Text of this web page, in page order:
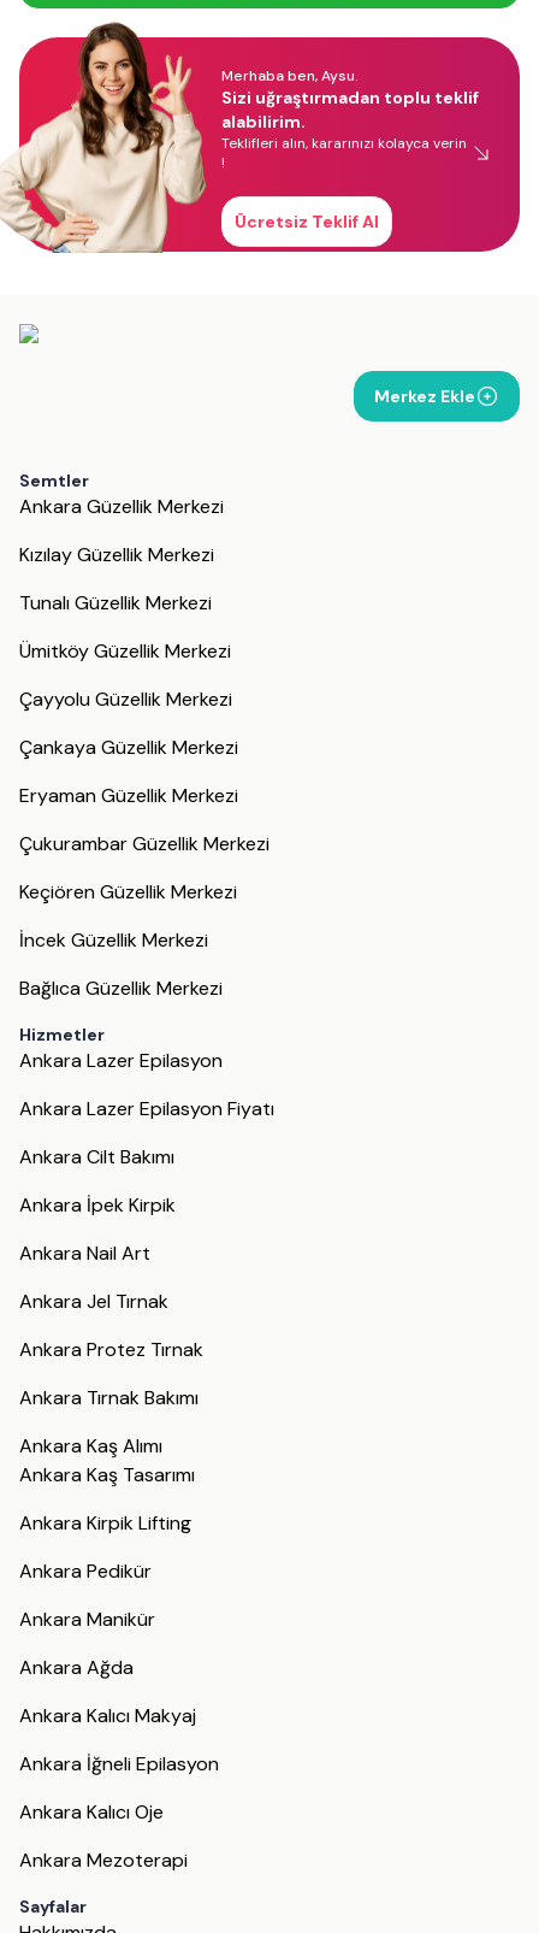
Merhaba ben, Aysu.
Sizi uğraştırmadan toplu teklif
alabilirim.
Teklifleri alın, kararınızı kolayca verin
!
Ücretsiz Teklif Al
Merkez Ekle
Semtler
Ankara Güzellik Merkezi
Kızılay Güzellik Merkezi
Tunalı Güzellik Merkezi
Ümitköy Güzellik Merkezi
Çayyolu Güzellik Merkezi
Çankaya Güzellik Merkezi
Eryaman Güzellik Merkezi
Çukurambar Güzellik Merkezi
Keçiören Güzellik Merkezi
İncek Güzellik Merkezi
Bağlıca Güzellik Merkezi
Hizmetler
Ankara Lazer Epilasyon
Ankara Lazer Epilasyon Fiyatı
Ankara Cilt Bakımı
Ankara İpek Kirpik
Ankara Nail Art
Ankara Jel Tırnak
Ankara Protez Tırnak
Ankara Tırnak Bakımı
Ankara Kaş Alımı
Ankara Kaş Tasarımı
Ankara Kirpik Lifting
Ankara Pedikür
Ankara Manikür
Ankara Ağda
Ankara Kalıcı Makyaj
Ankara İğneli Epilasyon
Ankara Kalıcı Oje
Ankara Mezoterapi
Sayfalar